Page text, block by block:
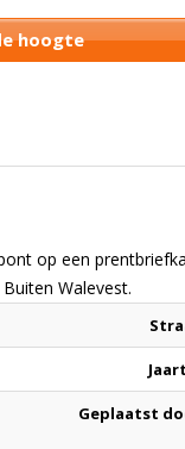
hoogte
op een
Walevest.
Geplaatst